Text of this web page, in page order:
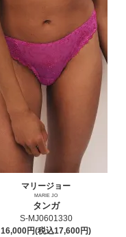
マリージョー
MARIE JO
タンガ
S-MJ0601330
16,000円(税込17,600円)